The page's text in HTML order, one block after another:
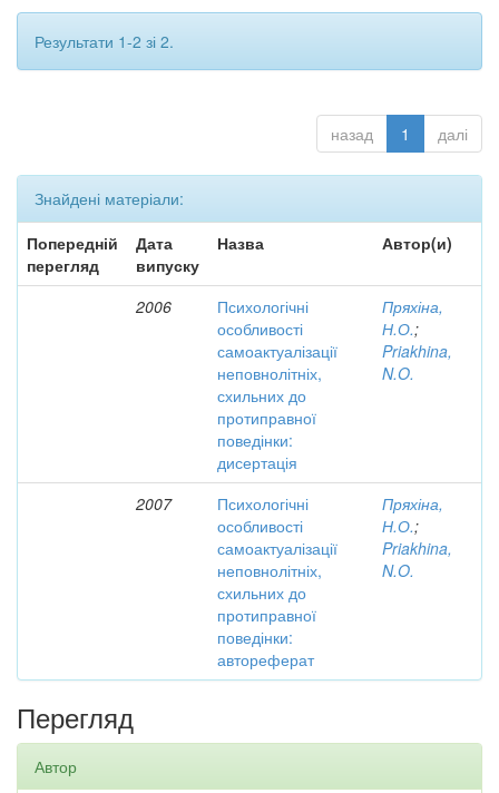
Результати 1-2 зі 2.
назад 1 далі
Знайдені матеріали:
Попередній
перегляд
Дата
випуску
Назва Автор(и)
2006
Психологічні
особливості
самоактуалізації
неповнолітніх,
схильних до
протиправної
поведінки:
дисертація
Пряхіна,
Н.О.;
Priakhina,
N.O.
2007
Психологічні
особливості
самоактуалізації
неповнолітніх,
схильних до
протиправної
поведінки:
автореферат
Пряхіна,
Н.О.;
Priakhina,
N.O.
Перегляд
Автор